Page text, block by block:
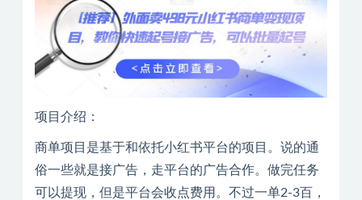
项目介绍：
商单项目是基于和依托小红书平台的项目。说的通
俗一些就是接广告，走平台的广告合作。做完任务
可以提现，但是平台会收点费用。不过一单2-3百，